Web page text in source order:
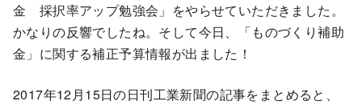
金 採択率アップ勉強会」をやらせていただきました。
かなりの反響でしたね。そして今日、「ものづくり補助
金」に関する補正予算情報が出ました！
2017年12月15日の日刊工業新聞の記事をまとめると、